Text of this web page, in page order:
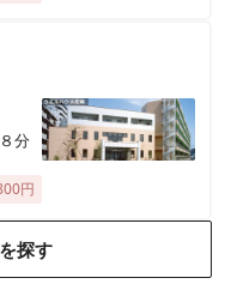
ーム
分
円
探す